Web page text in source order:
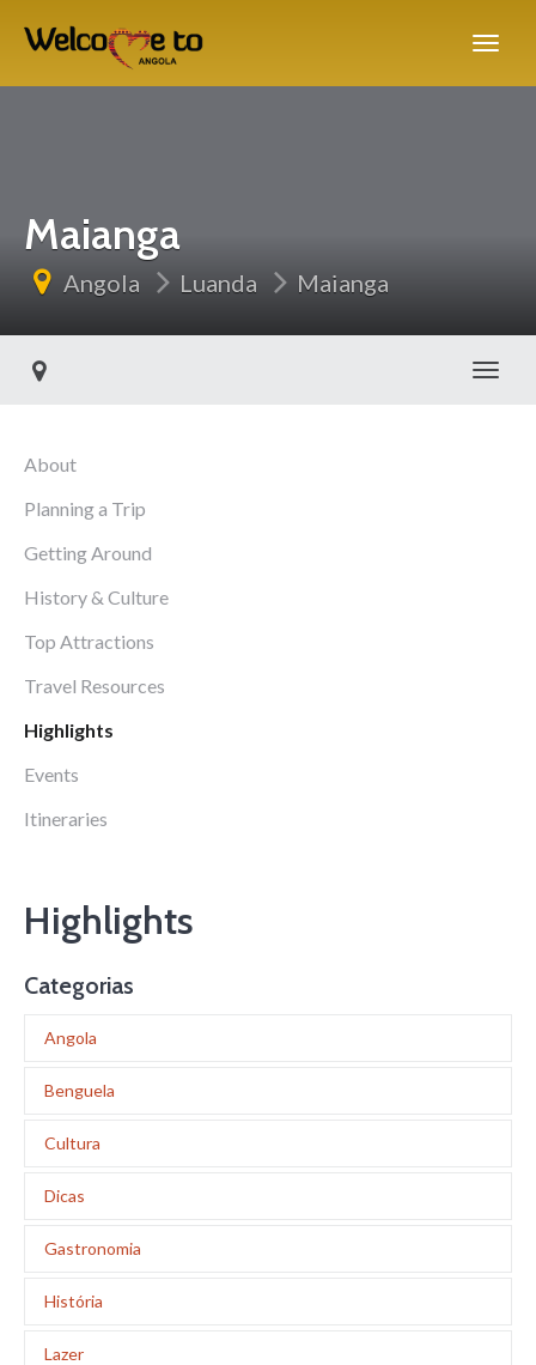
Maianga
Angola Luanda Maianga
About
Planning a Trip
Getting Around
History & Culture
Top Attractions
Travel Resources
Highlights
Events
Itineraries
Highlights
Categorias
Angola
Benguela
Cultura
Dicas
Gastronomia
História
Lazer